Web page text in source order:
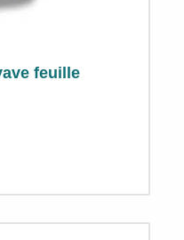
feuille